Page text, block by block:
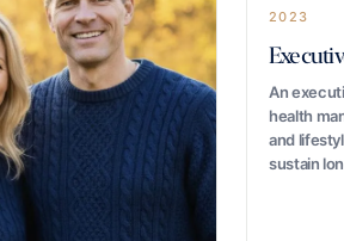
2023
An
health
and
sustain